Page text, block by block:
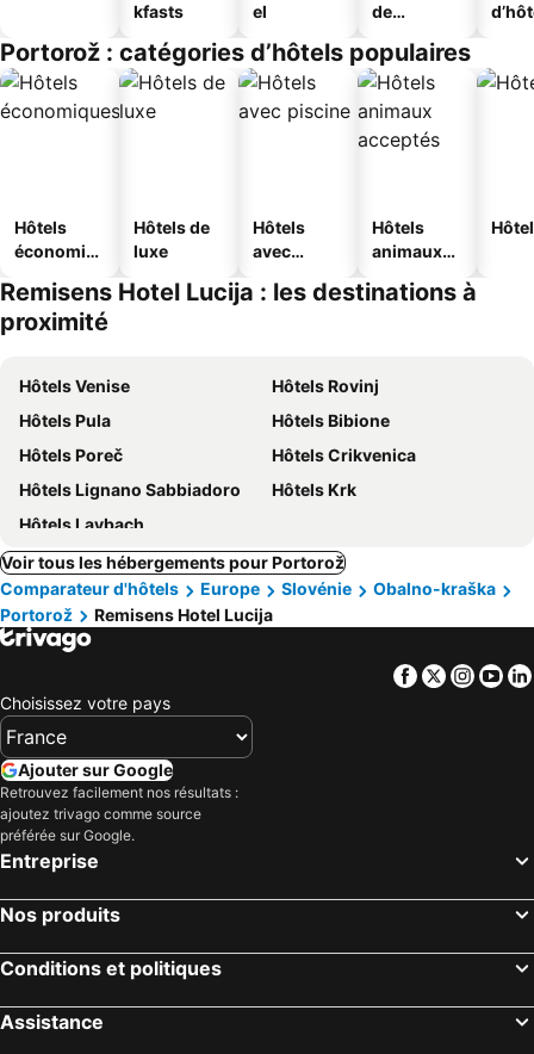
kfasts
el
de
Portorož : catégories d’hôtels populaires
Hôtels
économiq
Hôtels de
luxe
Hôtels
avec
Hôtels
animaux
Remisens Hotel Lucija : les destinations à
proximité
Hôtels Venise
Hôtels Rovinj
Hôtels Pula
Hôtels Bibione
Hôtels Poreč
Hôtels Crikvenica
Hôtels Lignano Sabbiadoro
Hôtels Krk
Hôtels Laybach
Voir tous les hébergements pour Portorož
Comparateur d'hôtels
Europe Slovénie
Obalno-kraška
Portorož
Remisens Hotel Lucija
Facebook
Twitter
Choisissez votre pays
Ajouter sur Google
Retrouvez facilement nos résultats :
ajoutez trivago comme source
préférée sur Google.
Entreprise
Nos produits
Conditions et politiques
Assistance